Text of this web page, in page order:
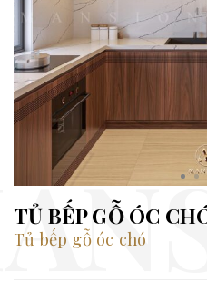
TỦ BẾP GỖ ÓC
Tủ bếp gỗ óc chó